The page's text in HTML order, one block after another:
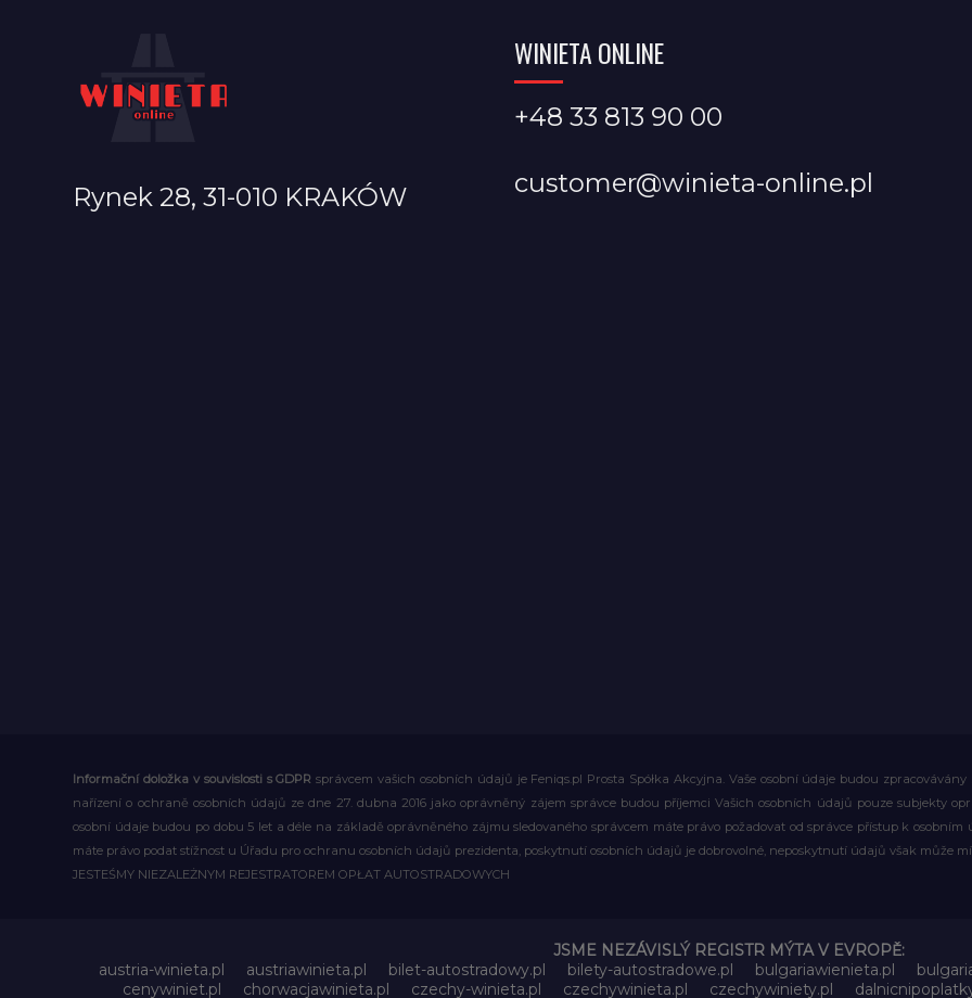
Rynek 28, 31-010 KRAKÓW
WINIETA ONLINE
+48 33 813 90 00
customer@winieta-online.pl
Informační doložka v souvislosti s GDPRsprávcem vašich osobních údajů je Feniqs.pl Prosta Spółka Akcyjna. Vaše osobní údaje budou
nařízení o ochraně osobních údajů ze dne 27. dubna 2016 jako oprávněný zájem správce budou příjemci Vašich osobních údajů pouze subjekty
osobní údaje budou po dobu 5 let a déle na základě oprávněného zájmu sledovaného správcem máte právo požadovat od správce přístup k
máte právo podat stížnost u Úřadu pro ochranu osobních údajů prezidenta, poskytnutí osobních údajů je dobrovolné, neposkytnutí údajů však může
JESTEŚMY NIEZALEŻNYM REJESTRATOREM OPŁAT AUTOSTRADOWYCH
JSME NEZÁVISLÝ REGISTR MÝTA V EVROPĚ:
austria-winieta.pl
austriawinieta.pl bilet-autostradowy.pl bilety-autostradowe.pl bulgariawienieta.pl
cenywiniet.pl
chorwacjawinieta.pl czechy-winieta.pl czechywinieta.pl czechywiniety.pl